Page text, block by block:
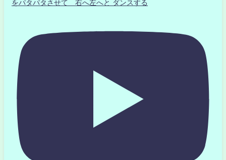
をパタパタさせて 右へ左へと ダンスする